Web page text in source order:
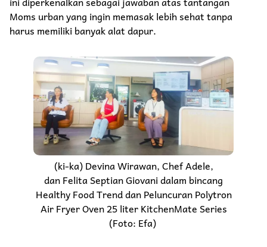
Moms urban yang ingin memasak lebih sehat tanpa
harus memiliki banyak alat dapur.
(ki-ka) Devina Wirawan, Chef Adele,
dan Felita Septian Giovani dalam bincang
Healthy Food Trend dan Peluncuran Polytron
Air Fryer Oven 25 liter KitchenMate Series
(Foto: Efa)